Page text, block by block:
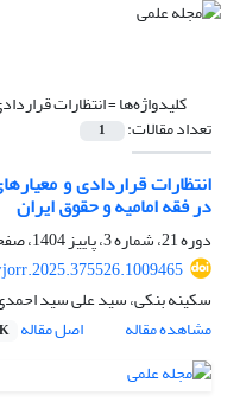
کلیدواژه‌ها =انتظارات
تعداد مقالات: 1
انتظارات قراردادی و
در فقه امامیه و حقوق ایران
دوره 21، شماره 3، پاییز 1404، صفحه
سکینه بنکی، سید علی سید
مشاهده مقاله
اصل مقاله